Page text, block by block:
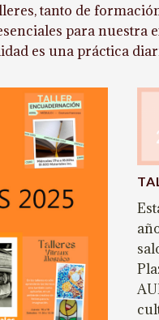
tanto de
para nuestra
es una práctica